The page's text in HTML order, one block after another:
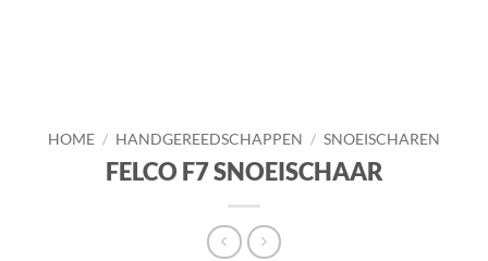
HOME / HANDGEREEDSCHAPPEN / SNOEISCHAREN
FELCO F7 SNOEISCHAAR